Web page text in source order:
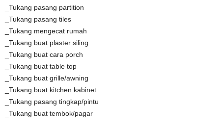
_Tukang pasang partition
_Tukang pasang tiles
_Tukang mengecat rumah
_Tukang buat plaster siling
_Tukang buat cara porch
_Tukang buat table top
_Tukang buat grille/awning
_Tukang buat kitchen kabinet
_Tukang pasang tingkap/pintu
_Tukang buat tembok/pagar